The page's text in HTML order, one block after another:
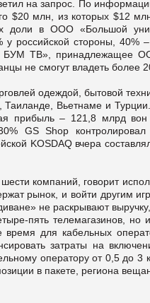
на запрос. По
$20 млн, из которых $12
доли в ООО «Большой
у российской стороны,
БУМ ТВ», принадлежащее
не смогут владеть более
одеждой, бытовой
Вьетнаме и
прибыль – 121,8 млрд
GS Shop контролировал
KOSDAQ вчера
компаний, говорит
рынок, и войти другим
не раскрывают
пять телемагазинов,
для кабельных
затраты на
оператору от 0,5 до 3
в пакете, региона